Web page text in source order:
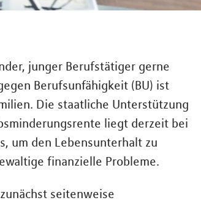
junger Berufstätiger gerne
Berufsunfähigkeit (BU) ist
Die staatliche Unterstützung
liegt derzeit bei
um den Lebensunterhalt zu
finanzielle Probleme.
seitenweise